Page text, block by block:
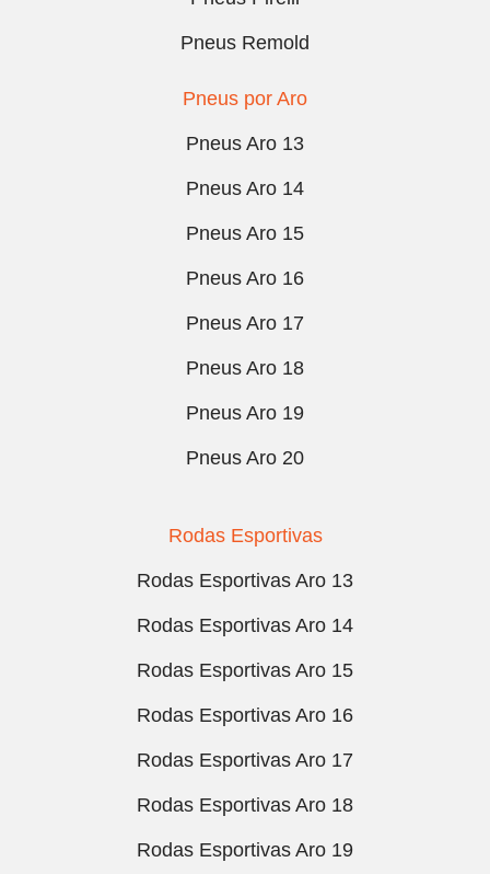
Pneus Remold
Pneus por Aro
Pneus Aro 13
Pneus Aro 14
Pneus Aro 15
Pneus Aro 16
Pneus Aro 17
Pneus Aro 18
Pneus Aro 19
Pneus Aro 20
Rodas Esportivas
Rodas Esportivas Aro 13
Rodas Esportivas Aro 14
Rodas Esportivas Aro 15
Rodas Esportivas Aro 16
Rodas Esportivas Aro 17
Rodas Esportivas Aro 18
Rodas Esportivas Aro 19